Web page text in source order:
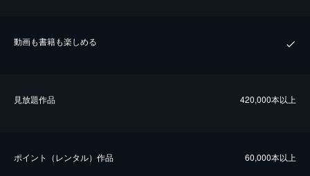
動画も書籍も楽しめる
⾒放題作品 420,000本以上
ポイント（レンタル）作品 60,000本以上